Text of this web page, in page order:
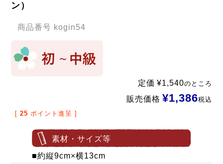
ン）
商品番号 kogin54
定価 ¥1,540のところ
販売価格 ¥1,386税込
[ 25 ポイント進呈 ]
素材・サイズ等
■約縦9cm×横13cm